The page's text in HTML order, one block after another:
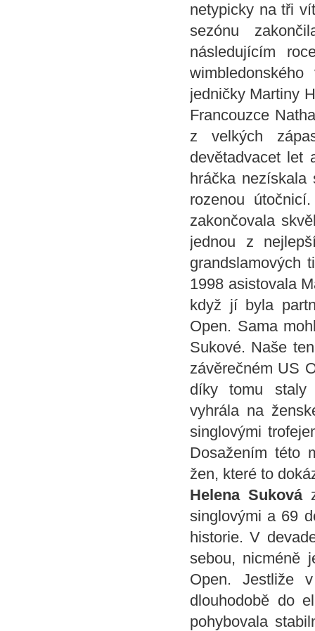
netypicky na tři
sezónu
následujícím
jedničky Martiny
Francouzce
z velkých
devětadvacet let
hráčka nezískala
rozenou
zakončovala
jednou z
grandslamových
1998 asistovala
když jí byla
Open. Sama
Sukové. Naše
závěrečném US
díky tomu staly
vyhrála na
singlovými
Dosažením této
žen, které to
Helena Suková
singlovými a 69
historie. V
sebou, nicméně
Open. Jestliže
dlouhodobě do
pohybovala